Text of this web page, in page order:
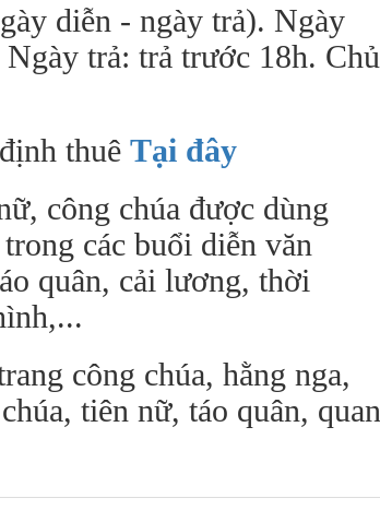
diễn - ngày trả). Ngày
trả: trả trước 18h. Chủ
thuê Tại đây
công chúa được dùng
các buổi diễn văn
quân, cải lương, thời
công chúa, hằng nga,
tiên nữ, táo quân, quan